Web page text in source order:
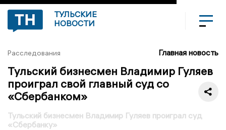
ТУЛЬСКИЕ
НОВОСТИ
Расследования Главная новость
Тульский бизнесмен Владимир Гуляев
проиграл свой главный суд со
«Сбербанком»
Тульский бизнесмен Владимир Гуляев проиграл суд
«Сбербанку»